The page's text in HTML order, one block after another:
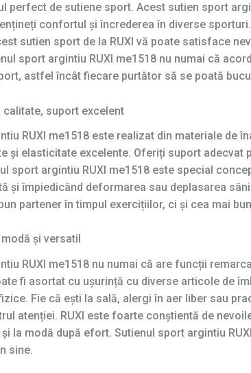
perfect de sutiene sport. Acest sutien sport
confortul și încrederea în diverse
sutien sport de la RUXI vă poate satisface
sport argintiu RUXI me1518 nu numai că
astfel încât fiecare purtător să se poată
calitate, suport excelent
RUXI me1518 este realizat din materiale de
și elasticitate excelente. Oferiți suport
sport argintiu RUXI me1518 este special
și împiedicând deformarea sau deplasarea
partener în timpul exercițiilor, ci și cea mai
și versatil
RUXI me1518 nu numai că are funcții
fi asortat cu ușurință cu diverse articole de
Fie că ești la sală, alergi în aer liber sau
atenției. RUXI este foarte conștientă de
la modă după efort. Sutienul sport argintiu
sine.